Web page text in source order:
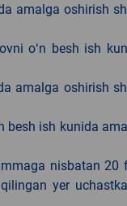
amalga oshirish
oʻn besh ish
amalga oshirish
besh ish kunida
nisbatan 20
yer